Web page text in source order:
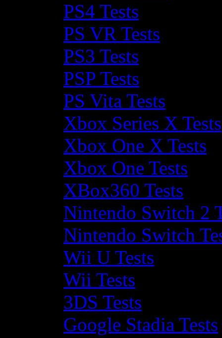
PS4 Tests
PS VR Tests
PS3 Tests
PSP Tests
PS Vita Tests
Xbox Series X Tests
Xbox One X Tests
Xbox One Tests
XBox360 Tests
Nintendo Switch 2
Nintendo Switch
Wii U Tests
Wii Tests
3DS Tests
Google Stadia Tests